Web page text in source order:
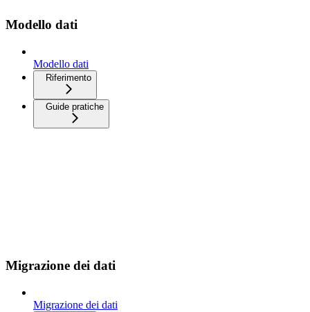
Modello dati
Modello dati
Riferimento
Guide pratiche
Migrazione dei dati
Migrazione dei dati